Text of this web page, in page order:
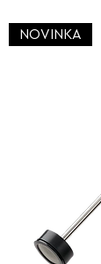
NOVINKA